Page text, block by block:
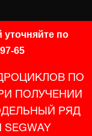
уточняйте по
65
ПО
ПОЛУЧЕНИИ
РЯД